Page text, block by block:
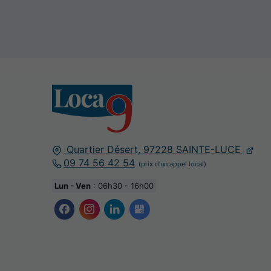
Quartier Désert, 97228 SAINTE-LUCE
09 74 56 42 54
Lun - Ven: 06h30 - 16h00